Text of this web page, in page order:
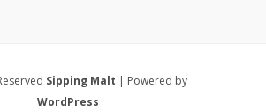
Sipping Malt | Powered by
WordPress